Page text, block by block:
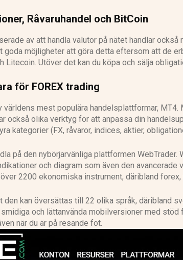
Råvaruhandel och BitCoin
av att handla valutor på nätet handlar också
goda möjligheter att göra detta eftersom att de
Litecoin. Utöver det kan du köpa och sälja
för FOREX trading
världens mest populära handelsplattformar,
också olika verktyg för att anpassa din
kategorier (FX, råvaror, indices, aktier,
på den nybörjarvänliga plattformen
och diagram som även den avancerade
2200 ekonomiska instrument, däribland
den kan översättas till 22 olika språk, däribland
och lättanvända mobilversioner med stöd
när du är på resande fot.